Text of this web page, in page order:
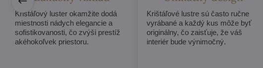
Krištáľový luster okamžite dodá
miestnosti nádych elegancie a
sofistikovanosti, čo zvýši prestíž
akéhokoľvek priestoru.
Krištáľové lustre sú často ručne
vyrábané a každý kus môže byť
originálny, čo zaisťuje, že váš
interiér bude výnimočný.